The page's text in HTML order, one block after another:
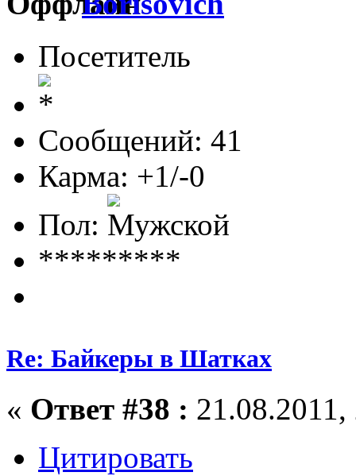
Посетитель
Сообщений: 41
Карма: +1/-0
Пол:
*********
Re: Байкеры в Шатках
« Ответ #38 :
Цитировать